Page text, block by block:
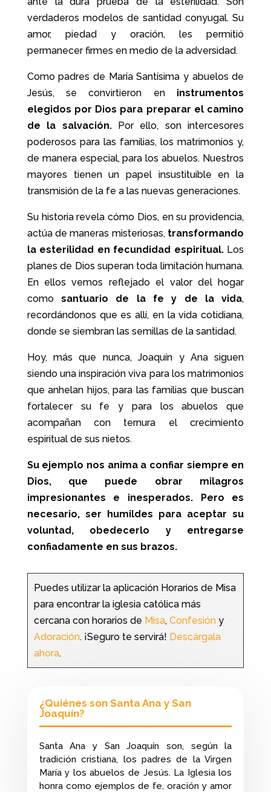
verdaderos modelos de santidad conyugal. Su
amor, piedad y oración, les permitió
permanecer firmes en medio de la adversidad.
Como padres de María Santísima y abuelos de
Jesús, se convirtieron en instrumentos
elegidos por Dios para preparar el camino
de la salvación. Por ello, son intercesores
poderosos para las familias, los matrimonios y,
de manera especial, para los abuelos. Nuestros
mayores tienen un papel insustituible en la
transmisión de la fe a las nuevas generaciones.
Su historia revela cómo Dios, en su providencia,
actúa de maneras misteriosas, transformando
la esterilidad en fecundidad espiritual. Los
planes de Dios superan toda limitación humana.
En ellos vemos reflejado el valor del hogar
comosantuario de la fe y de la vida,
recordándonos que es allí, en la vida cotidiana,
donde se siembran las semillas de la santidad.
Hoy, más que nunca, Joaquín y Ana siguen
siendo una inspiración viva para los matrimonios
que anhelan hijos, para las familias que buscan
fortalecer su fe y para los abuelos que
acompañan con ternura el crecimiento
espiritual de sus nietos.
Su ejemplo nos anima a confiar siempre en
Dios, que puede obrar milagros
impresionantes e inesperados. Pero es
necesario, ser humildes para aceptar su
voluntad, obedecerlo y entregarse
confiadamente en sus brazos.
Puedes utilizar la aplicación Horarios de Misa
para encontrar la iglesia católica más
cercana con horarios de Misa, Confesióny
Adoración. ¡Seguro te servirá! Descárgala
ahora.
¿Quiénes son Santa Ana y San
Joaquín?
Santa Ana y San Joaquín son, según la
tradición cristiana, los padres de la Virgen
María y los abuelos de Jesús. La Iglesia los
honra como ejemplos de fe, oración y amor